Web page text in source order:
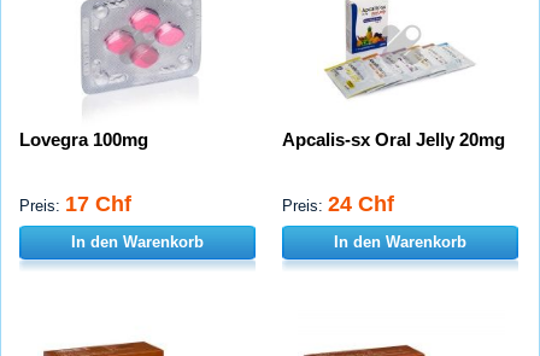
Lovegra 100mg
Preis: 17 Chf
In den Warenkorb
Apcalis-sx Oral Jelly 20mg
Preis: 24 Chf
In den Warenkorb